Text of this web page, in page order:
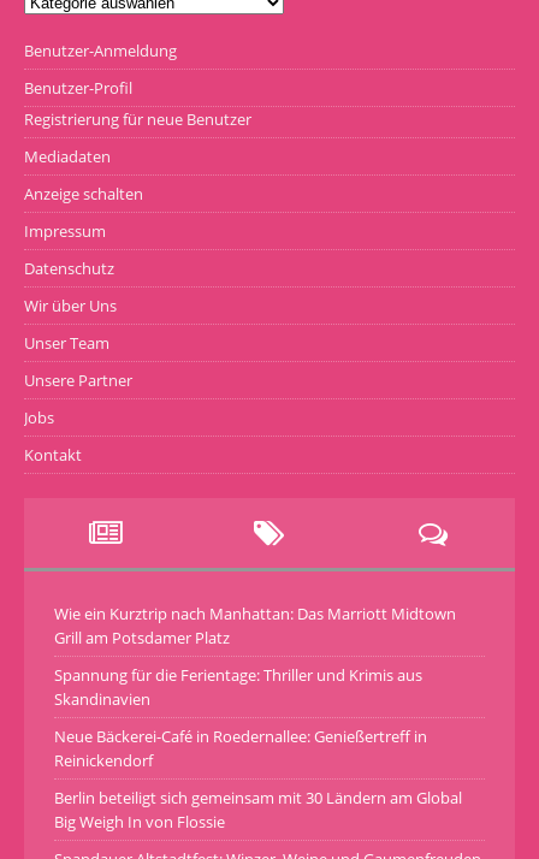
Benutzer-Anmeldung
Benutzer-Profil
Registrierung für neue Benutzer
Mediadaten
Anzeige schalten
Impressum
Datenschutz
Wir über Uns
Unser Team
Unsere Partner
Jobs
Kontakt
Wie ein Kurztrip nach Manhattan: Das Marriott Midtown
Grill am Potsdamer Platz
Spannung für die Ferientage: Thriller und Krimis aus
Skandinavien
Neue Bäckerei-Café in Roedernallee: Genießertreff in
Reinickendorf
Berlin beteiligt sich gemeinsam mit 30 Ländern am Global
Big Weigh In von Flossie